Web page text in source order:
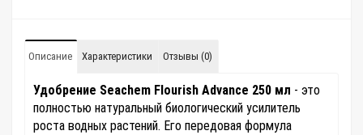
Описание Характеристики Отзывы (0)
Удобрение Seachem Flourish Advance 250 мл - это
полностью натуральный биологический усилитель
роста водных растений. Его передовая формула